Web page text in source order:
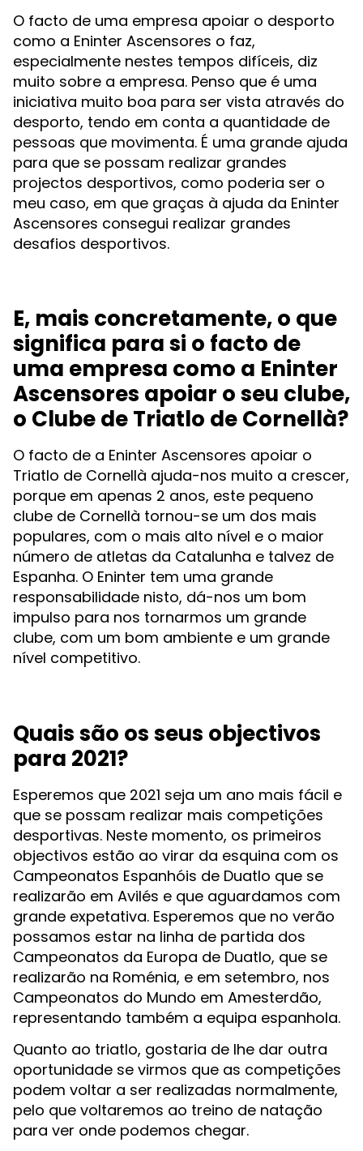
O facto de uma empresa apoiar o desporto
como a Eninter Ascensores o faz,
especialmente nestes tempos difíceis, diz
muito sobre a empresa. Penso que é uma
iniciativa muito boa para ser vista através do
desporto, tendo em conta a quantidade de
pessoas que movimenta. É uma grande ajuda
para que se possam realizar grandes
projectos desportivos, como poderia ser o
meu caso, em que graças à ajuda da Eninter
Ascensores consegui realizar grandes
desafios desportivos.
E, mais concretamente, o que
significa para si o facto de
uma empresa como a Eninter
Ascensores apoiar o seu clube,
o Clube de Triatlo de Cornellà?
O facto de a Eninter Ascensores apoiar o
Triatlo de Cornellà ajuda-nos muito a crescer,
porque em apenas 2 anos, este pequeno
clube de Cornellà tornou-se um dos mais
populares, com o mais alto nível e o maior
número de atletas da Catalunha e talvez de
Espanha. O Eninter tem uma grande
responsabilidade nisto, dá-nos um bom
impulso para nos tornarmos um grande
clube, com um bom ambiente e um grande
nível competitivo.
Quais são os seus objectivos
para 2021?
Esperemos que 2021 seja um ano mais fácil e
que se possam realizar mais competições
desportivas. Neste momento, os primeiros
objectivos estão ao virar da esquina com os
Campeonatos Espanhóis de Duatlo que se
realizarão em Avilés e que aguardamos com
grande expetativa. Esperemos que no verão
possamos estar na linha de partida dos
Campeonatos da Europa de Duatlo, que se
realizarão na Roménia, e em setembro, nos
Campeonatos do Mundo em Amesterdão,
representando também a equipa espanhola.
Quanto ao triatlo, gostaria de lhe dar outra
oportunidade se virmos que as competições
podem voltar a ser realizadas normalmente,
pelo que voltaremos ao treino de natação
para ver onde podemos chegar.